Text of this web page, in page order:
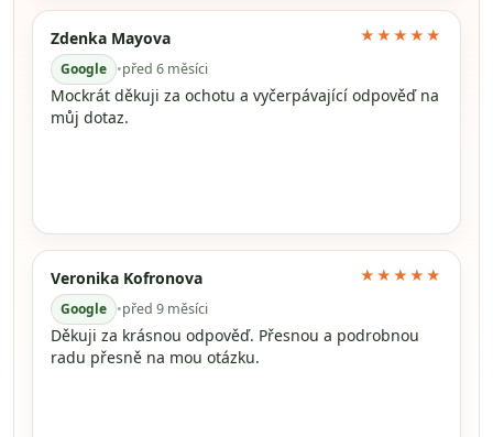
Zdenka Mayova
Google •před 6 měsíci
★★★★★
Mockrát děkuji za ochotu a vyčerpávající odpověď na
můj dotaz.
Veronika Kofronova
Google •před 9 měsíci
★★★★★
Děkuji za krásnou odpověď. Přesnou a podrobnou
radu přesně na mou otázku.